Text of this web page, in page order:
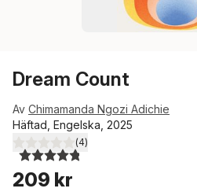
Dream Count
Av Chimamanda Ngozi Adichie
Häftad, Engelska, 2025
4,8utav 5 stjärnor. Totalt antal röster:
(4)
209 kr